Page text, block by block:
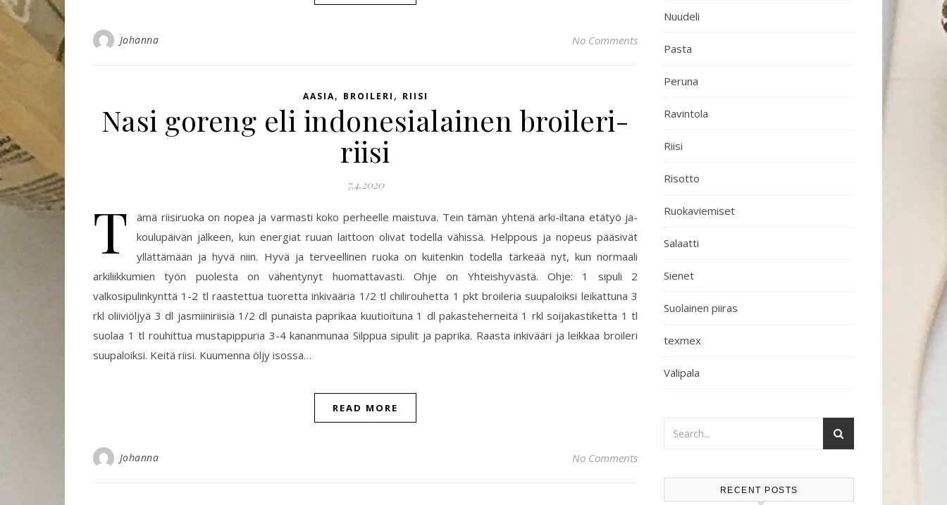
Johanna No Comments
AASIA, BROILERI , RIISI
Nasi goreng eli indonesialainen broileri-
riisi
7.4.2020
T
ämä riisiruoka on nopea ja varmasti koko perheelle maistuva. Tein tämän yhtenä arki-iltana etätyö ja-
koulupäivän jälkeen, kun energiat ruuan laittoon olivat todella vähissä. Helppous ja nopeus pääsivät
yllättämään ja hyvä niin. Hyvä ja terveellinen ruoka on kuitenkin todella tärkeää nyt, kun normaali
arkiliikkumien työn puolesta on vähentynyt huomattavasti. Ohje on Yhteishyvästä. Ohje: 1 sipuli 2
valkosipulinkynttä 1-2 tl raastettua tuoretta inkivääriä 1/2 tl chilirouhetta 1 pkt broileria suupaloiksi leikattuna 3
rkl oliiviöljyä 3 dl jasmiiniriisiä 1/2 dl punaista paprikaa kuutioituna 1 dl pakasteherneitä 1 rkl soijakastiketta 1 tl
suolaa 1 tl rouhittua mustapippuria 3-4 kananmunaa Silppua sipulit ja paprika. Raasta inkivääri ja leikkaa broileri
suupaloiksi. Keitä riisi. Kuumenna öljy isossa…
READ MORE
Johanna No Comments
Nuudeli
Pasta
Peruna
Ravintola
Riisi
Risotto
Ruokaviemiset
Salaatti
Sienet
Suolainen piiras
texmex
Välipala
RECENT POSTS